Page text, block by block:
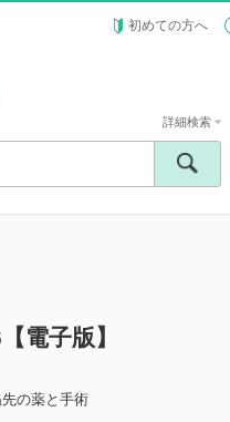
初めての方へ
詳細検索
電子版】
の薬と手術